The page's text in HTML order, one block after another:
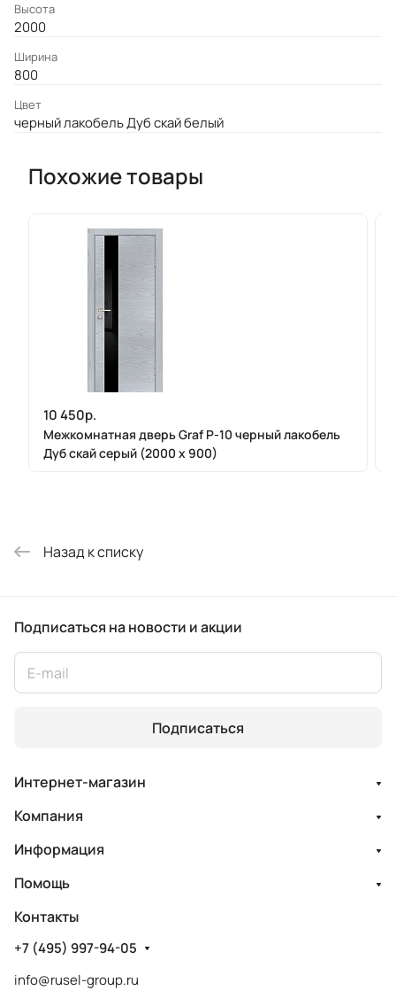
Высота
2000
Ширина
800
Цвет
черный лакобель Дуб скай белый
Похожие товары
10 450р.
Межкомнатная дверь Graf P-10 черный лакобель
Дуб скай серый (2000 х 900)
Назад к списку
Подписаться на новости и акции
Подписаться
Интернет-магазин
Компания
Информация
Помощь
Контакты
+7 (495) 997-94-05
info@rusel-group.ru